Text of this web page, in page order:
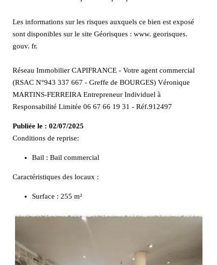
Les informations sur les risques auxquels ce bien est exposé
sont disponibles sur le site Géorisques : www. georisques.
gouv. fr.
Réseau Immobilier CAPIFRANCE - Votre agent commercial
(RSAC N°943 337 667 - Greffe de BOURGES) Véronique
MARTINS-FERREIRA Entrepreneur Individuel à
Responsabilité Limitée 06 67 66 19 31 - Réf.912497
Publiée le : 02/07/2025
Conditions de reprise:
Bail : Bail commercial
Caractéristiques des locaux :
Surface : 255 m²